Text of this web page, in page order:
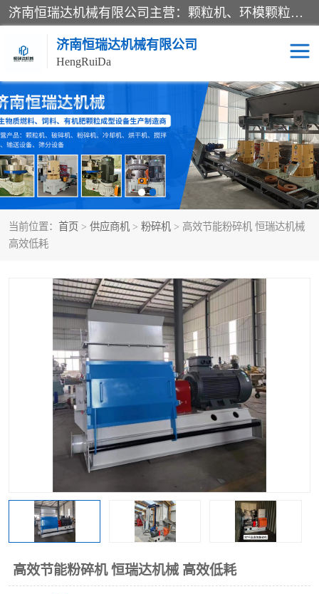
济南恒瑞达机械有限公司主营：颗粒机、环模颗粒机、平模颗粒机、粉碎机、滚筒筛分机、冷却机、颗粒燃烧机、生物质颗粒机、木屑颗粒机、秸秆颗粒机、饲料颗粒机、燃料颗粒机、木材粉碎机、秸秆粉碎机、饲料粉碎机、颗粒冷却机、锯末滚筒筛、锤片粉碎机、滚筒筛、搅拌机等产品。
济南恒瑞达机械有限公司
HengRuiDa
当前位置： 首页 > 供应商机 > 粉碎机 > 高效节能粉碎机 恒瑞达机械
高效低耗
高效节能粉碎机 恒瑞达机械 高效低耗
颗粒机 环模颗粒机
平模颗粒机 生物质颗粒机
秸秆颗粒机 饲料颗粒机
燃料颗粒机 木屑颗粒机
木材粉碎机 锤片粉碎机
搅拌机 冷却机
颗粒冷却机 颗粒燃烧机
滚筒筛 滚筒筛分机
锯末滚筒筛